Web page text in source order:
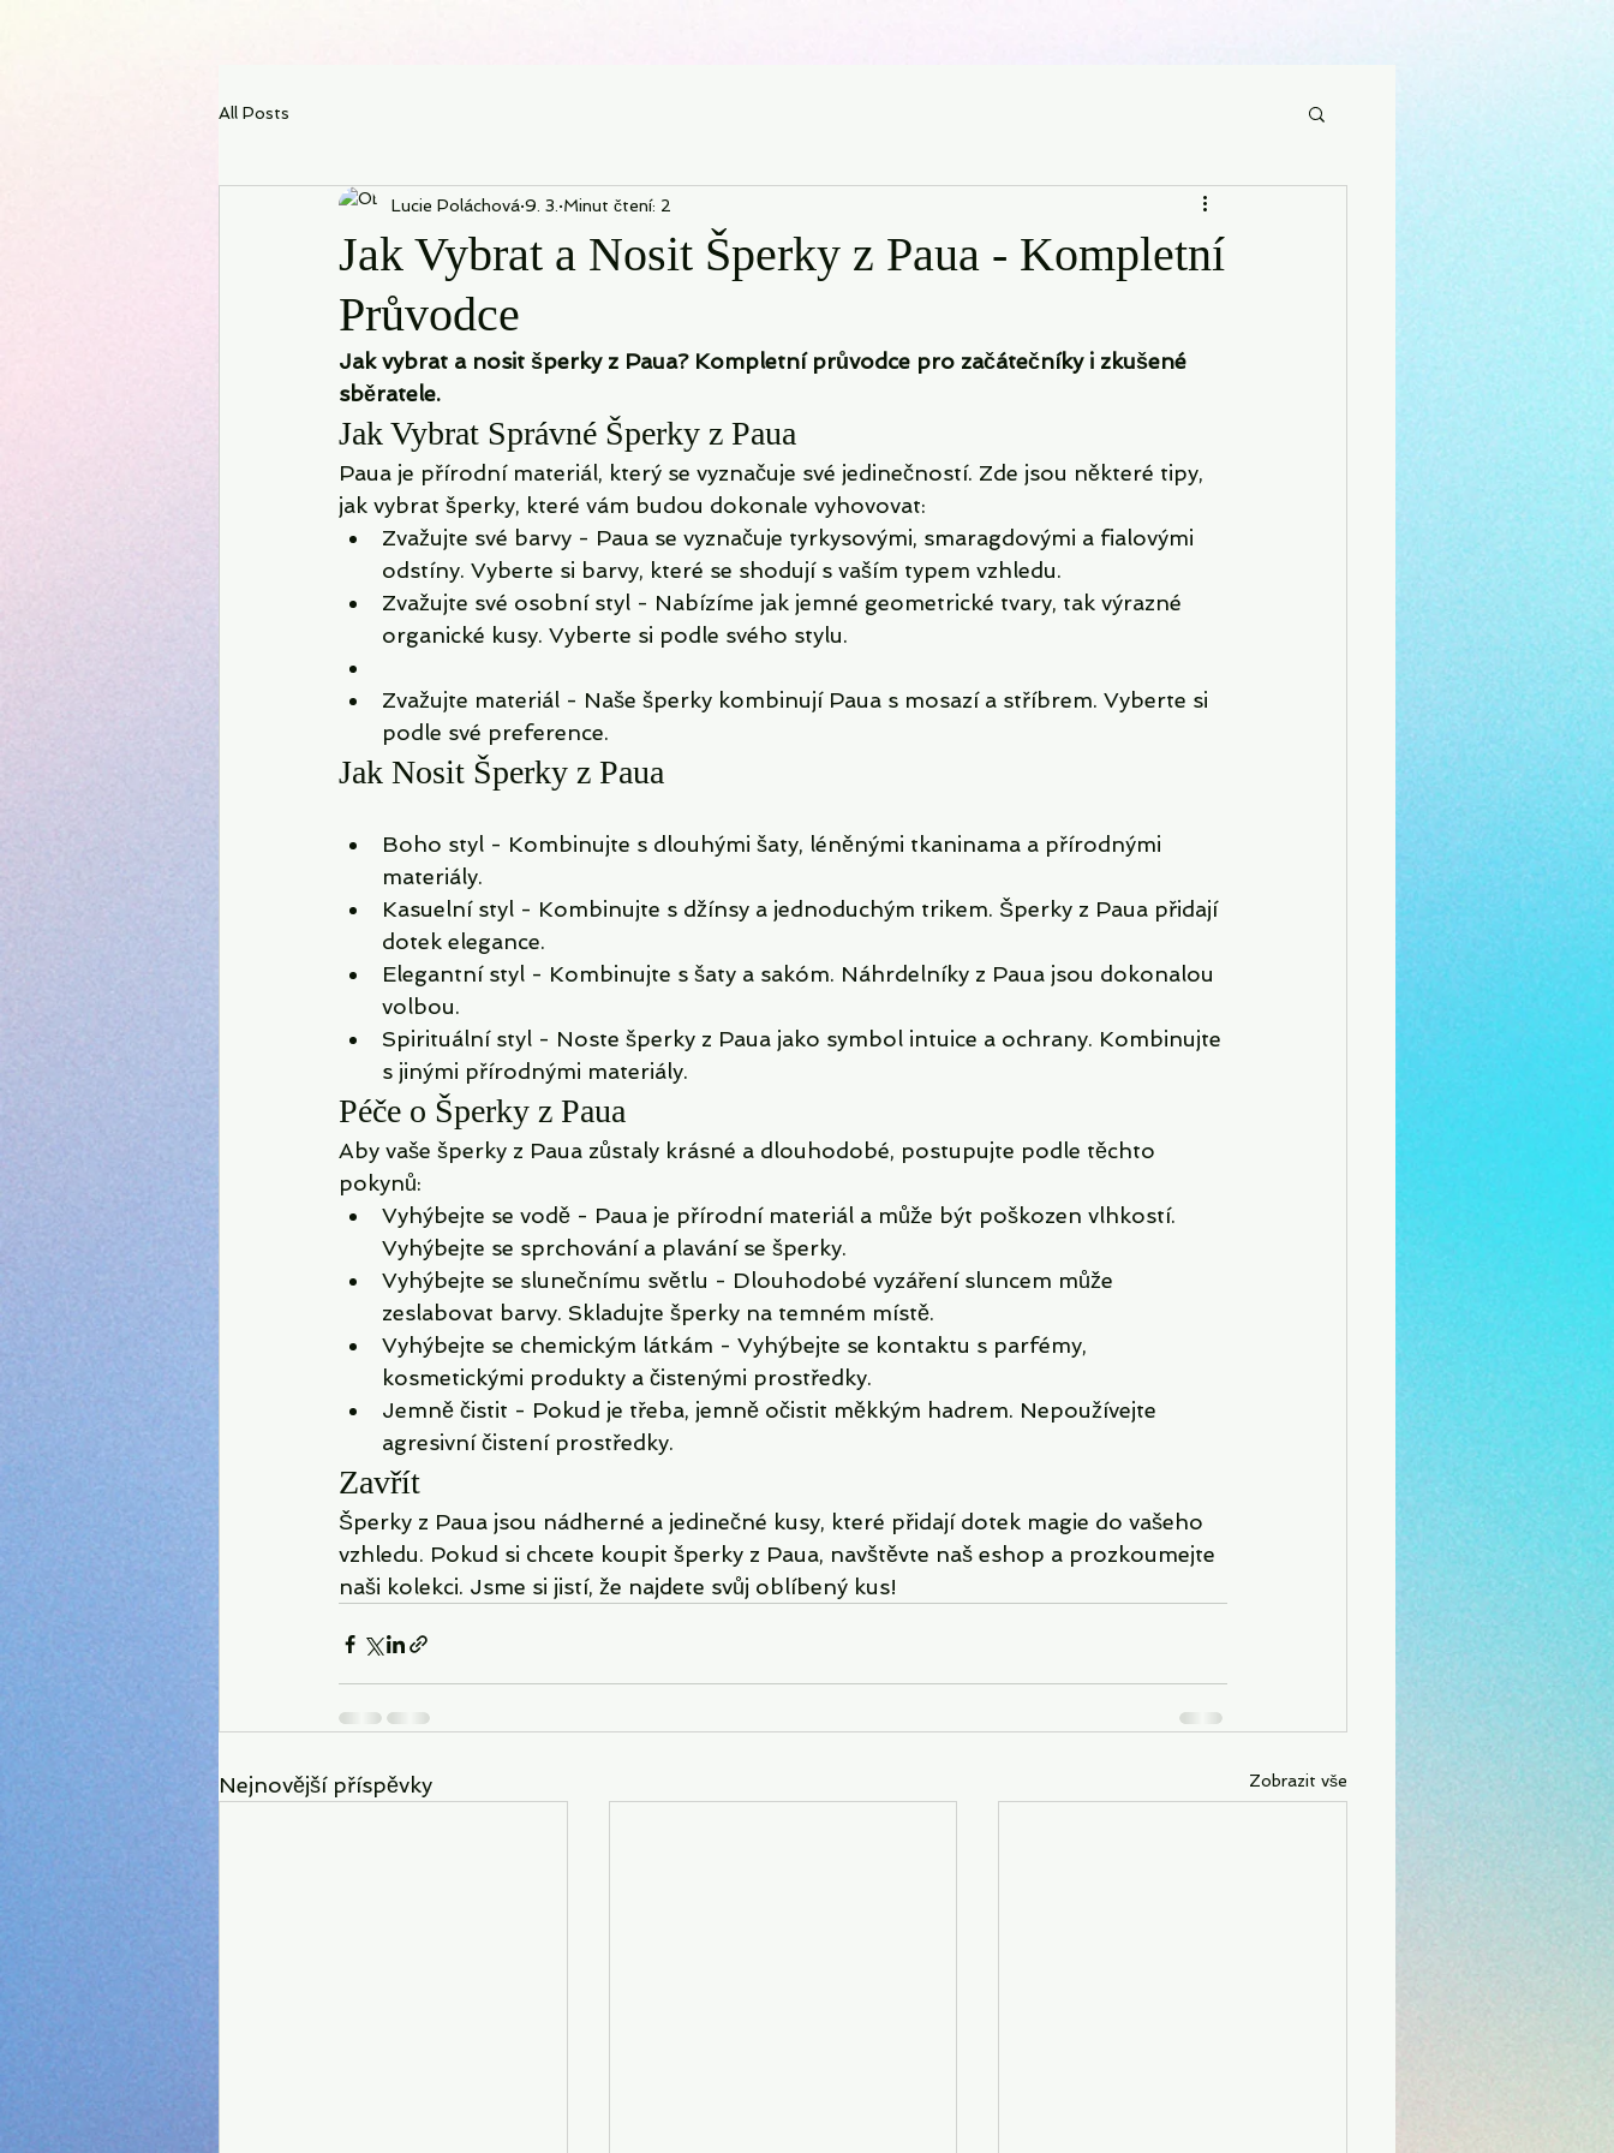
All Posts
Jak Vybrat a Nosit Šperky z Paua - Kompletní
Průvodce
Lucie Poláchová 9. 3. Minut čtení: 2
Jak vybrat a nosit šperky z Paua? Kompletní průvodce pro začátečníky i zkušené
sběratele.
Jak Vybrat Správné Šperky z Paua
Paua je přírodní materiál, který se vyznačuje své jedinečností. Zde jsou některé tipy,
jak vybrat šperky, které vám budou dokonale vyhovovat:
Zvažujte své barvy - Paua se vyznačuje tyrkysovými, smaragdovými a fialovými
odstíny. Vyberte si barvy, které se shodují s vaším typem vzhledu.
Zvažujte své osobní styl - Nabízíme jak jemné geometrické tvary, tak výrazné
organické kusy. Vyberte si podle svého stylu.
Zvažujte materiál - Naše šperky kombinují Paua s mosazí a stříbrem. Vyberte si
podle své preference.
Jak Nosit Šperky z Paua
Boho styl - Kombinujte s dlouhými šaty, léněnými tkaninama a přírodnými
materiály.
Kasuelní styl - Kombinujte s džínsy a jednoduchým trikem. Šperky z Paua přidají
dotek elegance.
Elegantní styl - Kombinujte s šaty a sakóm. Náhrdelníky z Paua jsou dokonalou
volbou.
Spirituální styl - Noste šperky z Paua jako symbol intuice a ochrany. Kombinujte
s jinými přírodnými materiály.
Péče o Šperky z Paua
Aby vaše šperky z Paua zůstaly krásné a dlouhodobé, postupujte podle těchto
pokynů:
Vyhýbejte se vodě - Paua je přírodní materiál a může být poškozen vlhkostí.
Vyhýbejte se sprchování a plavání se šperky.
Vyhýbejte se slunečnímu světlu - Dlouhodobé vyzáření sluncem může
zeslabovat barvy. Skladujte šperky na temném místě.
Vyhýbejte se chemickým látkám - Vyhýbejte se kontaktu s parfémy,
kosmetickými produkty a čistenými prostředky.
Jemně čistit - Pokud je třeba, jemně očistit měkkým hadrem. Nepoužívejte
agresivní čistení prostředky.
Zavřít
Šperky z Paua jsou nádherné a jedinečné kusy, které přidají dotek magie do vašeho
vzhledu. Pokud si chcete koupit šperky z Paua, navštěvte naš eshop a prozkoumejte
naši kolekci. Jsme si jistí, že najdete svůj oblíbený kus!
Nejnovější příspěvky Zobrazit vše